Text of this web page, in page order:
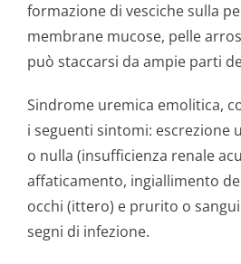
formazione di vesciche sulla
membrane mucose, pelle
può staccarsi da ampie parti
Sindrome uremica emolitica,
i seguenti sintomi: escrezione
o nulla (insufficienza renale
affaticamento, ingiallimento
occhi (ittero) e prurito o
segni di infezione.